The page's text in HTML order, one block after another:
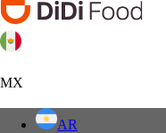
MX
AR